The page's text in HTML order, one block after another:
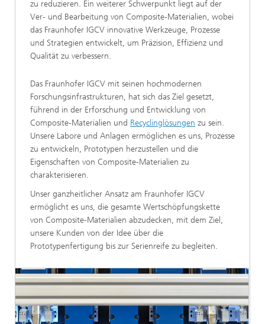
zu reduzieren. Ein weiterer Schwerpunkt liegt auf der
Ver- und Bearbeitung von Composite-Materialien, wobei
das Fraunhofer IGCV innovative Werkzeuge, Prozesse
und Strategien entwickelt, um Präzision, Effizienz und
Qualität zu verbessern.
Das Fraunhofer IGCV mit seinen hochmodernen
Forschungsinfrastrukturen, hat sich das Ziel gesetzt,
führend in der Erforschung und Entwicklung von
Composite-Materialien und Recyclinglösungen zu sein.
Unsere Labore und Anlagen ermöglichen es uns, Prozesse
zu entwickeln, Prototypen herzustellen und die
Eigenschaften von Composite-Materialien zu
charakterisieren.
Unser ganzheitlicher Ansatz am Fraunhofer IGCV
ermöglicht es uns, die gesamte Wertschöpfungskette
von Composite-Materialien abzudecken, mit dem Ziel,
unsere Kunden von der Idee über die
Prototypenfertigung bis zur Serienreife zu begleiten.